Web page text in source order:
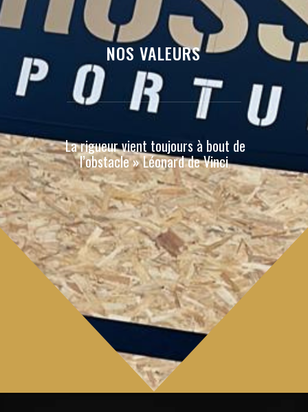
NOS VALEURS
La rigueur vient toujours à bout de
l’obstacle » Léonard de Vinci